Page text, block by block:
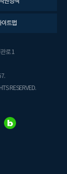
이트맵
로 1
RESERVED.